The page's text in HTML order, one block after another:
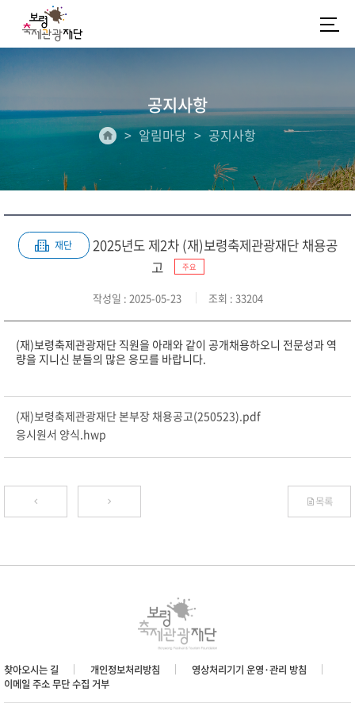
공지사항
알림마당 공지사항
재단
2025년도 제2차 (재)보령축제관광재단 채용공
고
주요
작성일 : 2025-05-23 조회 : 33204
(재)보령축제관광재단 직원을 아래와 같이 공개채용하오니 전문성과 역
량을 지니신 분들의 많은 응모를 바랍니다.
(재)보령축제관광재단 본부장 채용공고(250523).pdf
응시원서 양식.hwp
목록
찾아오시는 길 개인정보처리방침
영상처리기기 운영·관리 방침
이메일 주소 무단 수집 거부